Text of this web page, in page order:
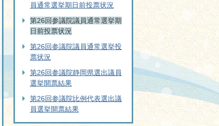
員通常選挙期日前投票状況
第26回参議院議員通常選挙期
日前投票状況
第26回参議院議員通常選挙投
票状況
第26回参議院静岡県選出議員
選挙開票結果
第26回参議院比例代表選出議
員選挙開票結果